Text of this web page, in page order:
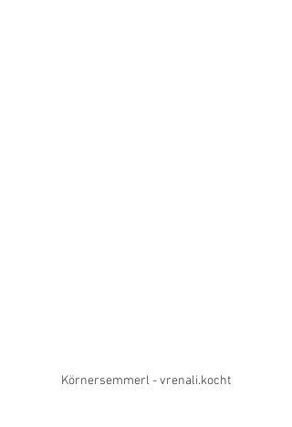
Körnersemmerl - vrenali.kocht